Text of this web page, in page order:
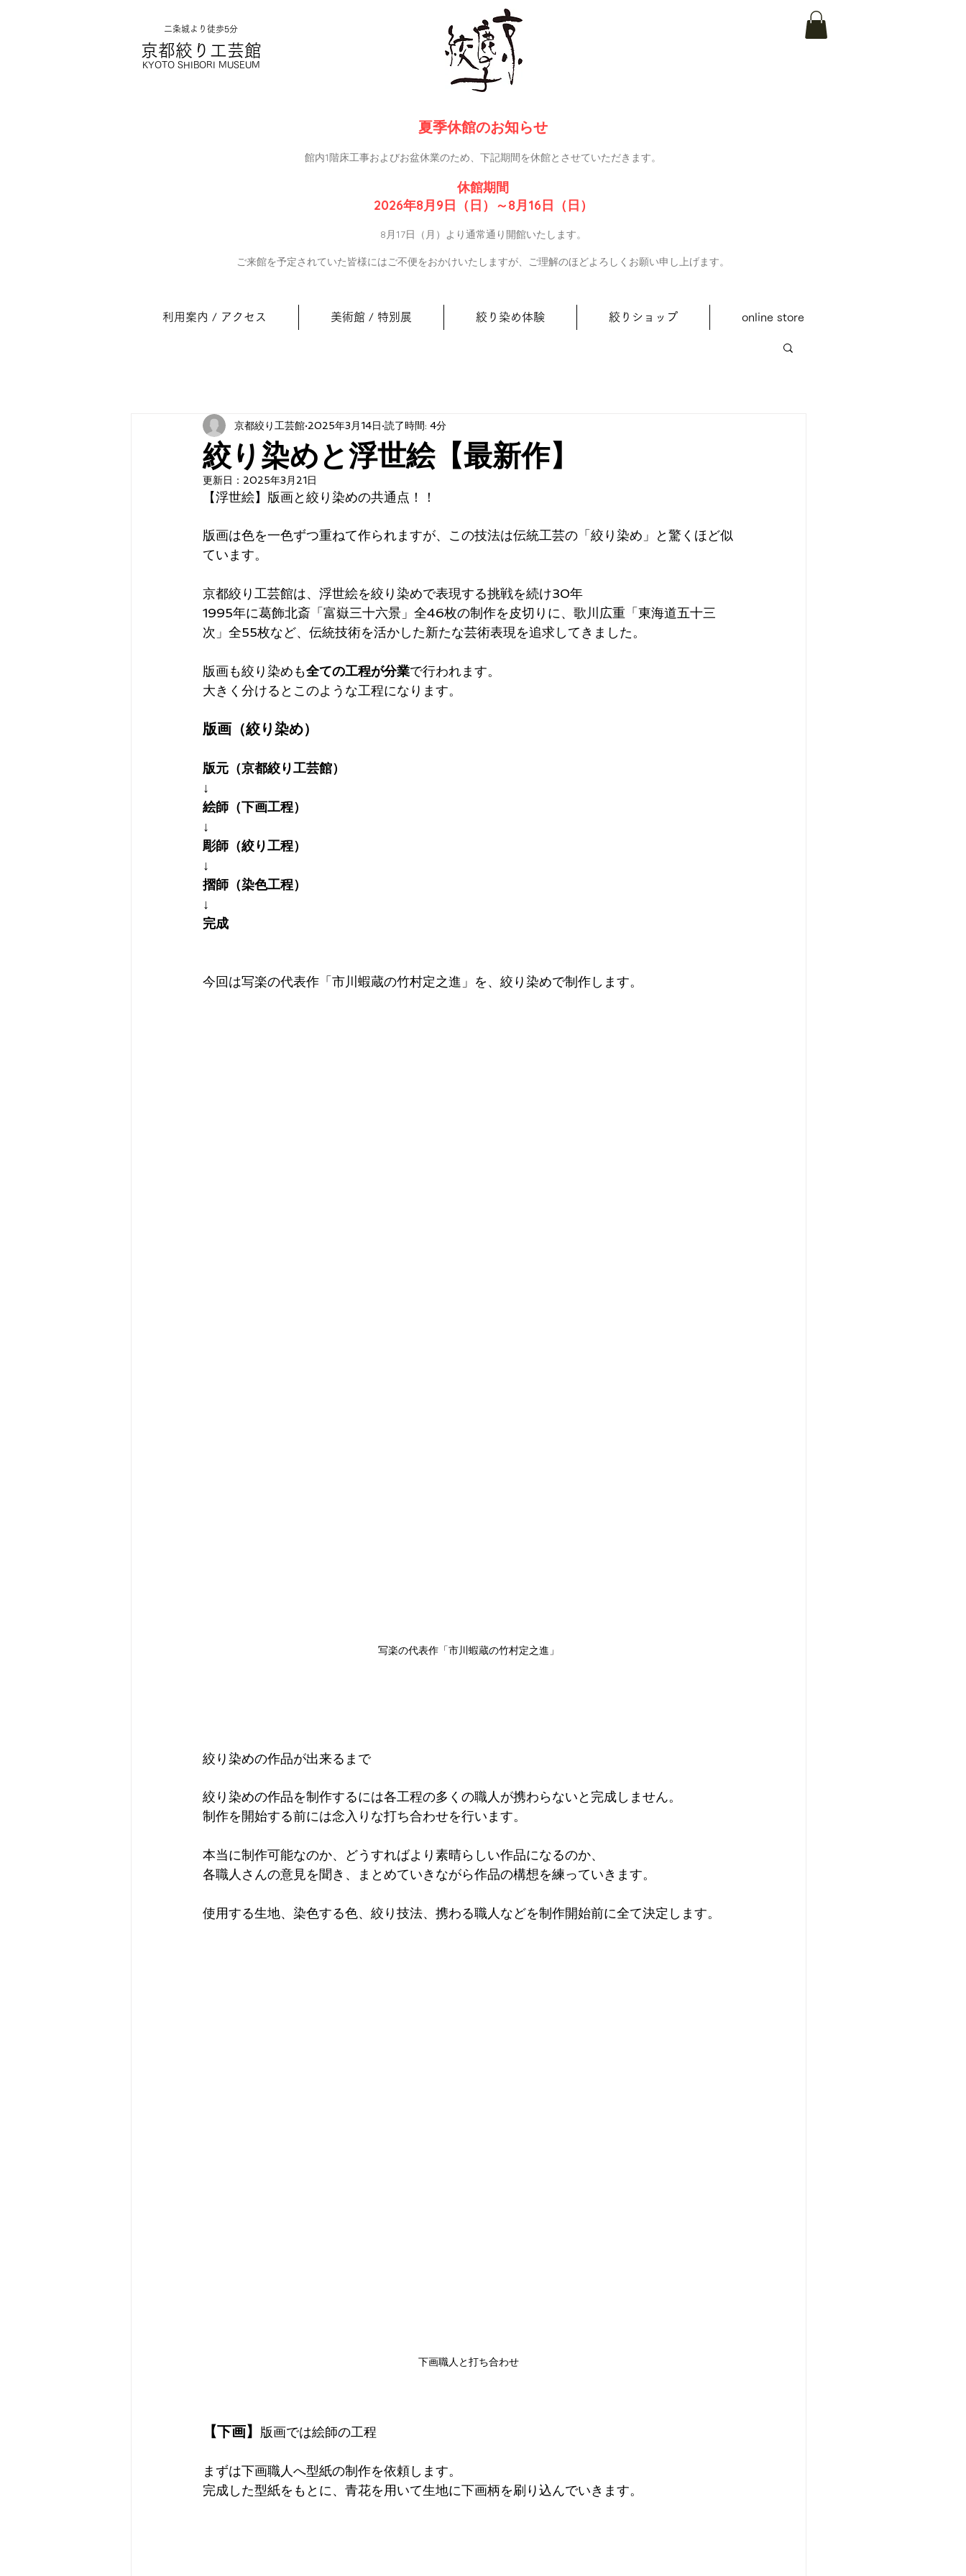
二条城より徒歩5分
京都絞り工芸館
KYOTO SHIBORI MUSEUM
夏季休館のお知らせ
館内1階床工事およびお盆休業のため、下記期間を休館とさせていただきます。
休館期間
2026年8月9日（日）～8月16日（日）
8月17日（月）より通常通り開館いたします。
ご来館を予定されていた皆様にはご不便をおかけいたしますが、ご理解のほどよろしくお願い申し上げます。
利用案内 / アクセス 美術館 / 特別展 絞り染め体験 絞りショップ online store
絞り染めと浮世絵【最新作】
京都絞り工芸館 2025年3月14日 読了時間: 4分
更新日： 2025年3月21日
【浮世絵】版画と絞り染めの共通点！！
版画は色を一色ずつ重ねて作られますが、この技法は伝統工芸の「絞り染め」と驚くほど似
ています。
京都絞り工芸館は、浮世絵を絞り染めで表現する挑戦を続け30年
1995年に葛飾北斎「富嶽三十六景」全46枚の制作を皮切りに、歌川広重「東海道五十三
次」全55枚など、伝統技術を活かした新たな芸術表現を追求してきました。
版画も絞り染めも全ての工程が分業で行われます。
大きく分けるとこのような工程になります。
版画（絞り染め）
版元（京都絞り工芸館）
↓
絵師（下画工程）
↓
彫師（絞り工程）
↓
摺師（染色工程）
↓
完成
今回は写楽の代表作「市川蝦蔵の竹村定之進」を、絞り染めで制作します。
写楽の代表作「市川蝦蔵の竹村定之進」
絞り染めの作品が出来るまで
絞り染めの作品を制作するには各工程の多くの職人が携わらないと完成しません。
制作を開始する前には念入りな打ち合わせを行います。
本当に制作可能なのか、どうすればより素晴らしい作品になるのか、
各職人さんの意見を聞き、まとめていきながら作品の構想を練っていきます。
使用する生地、染色する色、絞り技法、携わる職人などを制作開始前に全て決定します。
下画職人と打ち合わせ
【下画】 版画では絵師の工程
まずは下画職人へ型紙の制作を依頼します。
完成した型紙をもとに、青花を用いて生地に下画柄を刷り込んでいきます。